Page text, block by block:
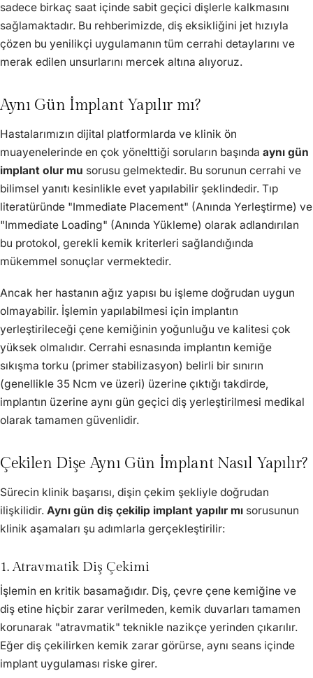
sadece birkaç saat içinde sabit geçici dişlerle kalkmasını
sağlamaktadır. Bu rehberimizde, diş eksikliğini jet hızıyla
çözen bu yenilikçi uygulamanın tüm cerrahi detaylarını ve
merak edilen unsurlarını mercek altına alıyoruz.
Aynı Gün İmplant Yapılır mı?
Hastalarımızın dijital platformlarda ve klinik ön
muayenelerinde en çok yönelttiği soruların başında aynı gün
implant olur mu sorusu gelmektedir. Bu sorunun cerrahi ve
bilimsel yanıtı kesinlikle evet yapılabilir şeklindedir. Tıp
literatüründe "Immediate Placement" (Anında Yerleştirme) ve
"Immediate Loading" (Anında Yükleme) olarak adlandırılan
bu protokol, gerekli kemik kriterleri sağlandığında
mükemmel sonuçlar vermektedir.
Ancak her hastanın ağız yapısı bu işleme doğrudan uygun
olmayabilir. İşlemin yapılabilmesi için implantın
yerleştirileceği çene kemiğinin yoğunluğu ve kalitesi çok
yüksek olmalıdır. Cerrahi esnasında implantın kemiğe
sıkışma torku (primer stabilizasyon) belirli bir sınırın
(genellikle 35 Ncm ve üzeri) üzerine çıktığı takdirde,
implantın üzerine aynı gün geçici diş yerleştirilmesi medikal
olarak tamamen güvenlidir.
Çekilen Dişe Aynı Gün İmplant Nasıl Yapılır?
Sürecin klinik başarısı, dişin çekim şekliyle doğrudan
ilişkilidir. Aynı gün diş çekilip implant yapılır mı sorusunun
klinik aşamaları şu adımlarla gerçekleştirilir:
1. Atravmatik Diş Çekimi
İşlemin en kritik basamağıdır. Diş, çevre çene kemiğine ve
diş etine hiçbir zarar verilmeden, kemik duvarları tamamen
korunarak "atravmatik" teknikle nazikçe yerinden çıkarılır.
Eğer diş çekilirken kemik zarar görürse, aynı seans içinde
implant uygulaması riske girer.